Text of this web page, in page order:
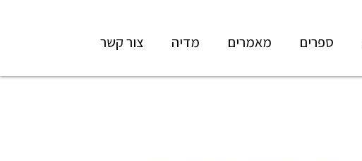
ספרים מאמרים מדיה צור קשר